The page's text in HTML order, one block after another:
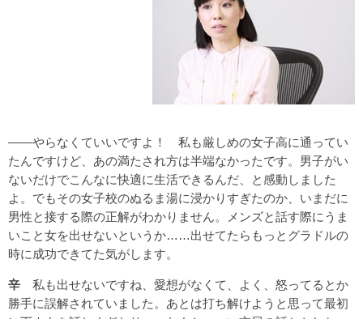
――やらなくていいですよ！ 私も厳しめの女子高に通ってい
たんですけど、あの満たされ方は半端なかったです。男子がい
ないだけでこんなに快適に生活できるんだ、と感動しました
よ。でもその女子校のぬるま湯に浸かりすぎたのか、いまだに
男性と接する際の正解がわかりません。メンズと話す際にうま
いこと女を出せないというか……出せてたらもっとグラドルの
時に成功できてた気がします。
辛 私も出せないですね、愛想がなくて、よく、怒ってるとか
勝手に誤解されていました。あとは打ち解けようと思って最初